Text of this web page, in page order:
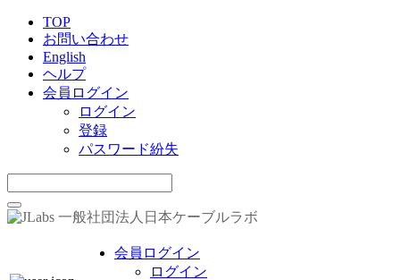
TOP
お問い合わせ
English
ヘルプ
会員ログイン
ログイン
登録
パスワード紛失
一般社団法人日本ケーブルラボ
会員ログイン
ログイン